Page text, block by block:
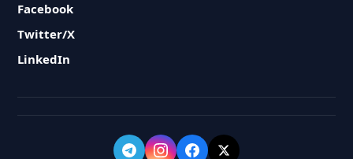
Facebook
Twitter/X
LinkedIn